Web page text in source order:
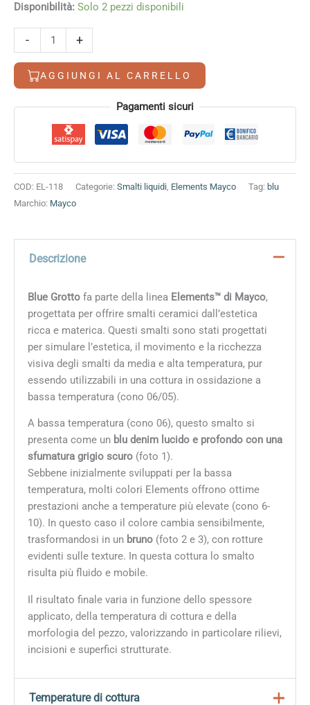
Disponibilità: Solo 2 pezzi disponibili
-
Grotto
quantità
+
AGGIUNGI AL CARRELLO
Alternative: Pagamenti sicuri
COD: EL-118 Categorie: Smalti liquidi Elements Mayco Tag: blu
Marchio: Mayco
Descrizione
Blue Grottofa parte della linea Elements™ di Mayco,
progettata per offrire smalti ceramici dall’estetica
ricca e materica. Questi smalti sono stati progettati
per simulare l’estetica, il movimento e la ricchezza
visiva degli smalti da media e alta temperatura, pur
essendo utilizzabili in una cottura in ossidazione a
bassa temperatura (cono 06/05).
A bassa temperatura (cono 06), questo smalto si
presenta come un blu denim lucido e profondo con una
sfumatura grigio scuro (foto 1).
Sebbene inizialmente sviluppati per la bassa
temperatura, molti colori Elements offrono ottime
prestazioni anche a temperature più elevate (cono 6-
10). In questo caso il colore cambia sensibilmente,
trasformandosi in un bruno (foto 2 e 3), con rotture
evidenti sulle texture. In questa cottura lo smalto
risulta più fluido e mobile.
Il risultato finale varia in funzione dello spessore
applicato, della temperatura di cottura e della
morfologia del pezzo, valorizzando in particolare rilievi,
incisioni e superfici strutturate.
Temperature di cottura